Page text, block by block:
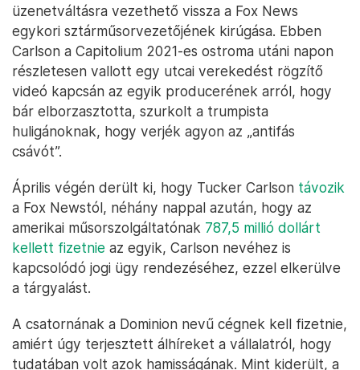
üzenetváltásra vezethető vissza a Fox News
egykori sztárműsorvezetőjének kirúgása. Ebben
Carlson a Capitolium 2021-es ostroma utáni napon
részletesen vallott egy utcai verekedést rögzítő
videó kapcsán az egyik producerének arról, hogy
bár elborzasztotta, szurkolt a trumpista
huligánoknak, hogy verjék agyon az „antifás
csávót”.
Április végén derült ki, hogy Tucker Carlson távozik
a Fox Newstól, néhány nappal azután, hogy az
amerikai műsorszolgáltatónak 787,5 millió dollárt
kellett fizetnie az egyik, Carlson nevéhez is
kapcsolódó jogi ügy rendezéséhez, ezzel elkerülve
a tárgyalást.
A csatornának a Dominion nevű cégnek kell fizetnie,
amiért úgy terjesztett álhíreket a vállalatról, hogy
tudatában volt azok hamisságának. Mint kiderült, a